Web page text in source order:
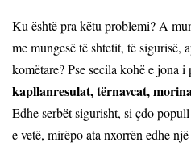
Ku është pra këtu problemi? A
me mungesë të shtetit, të sigurisë,
komëtare? Pse secila kohë e jona i
kapllanresulat, tërnavcat,
Edhe serbët sigurisht, si çdo
e vetë, mirëpo ata nxorrën edhe